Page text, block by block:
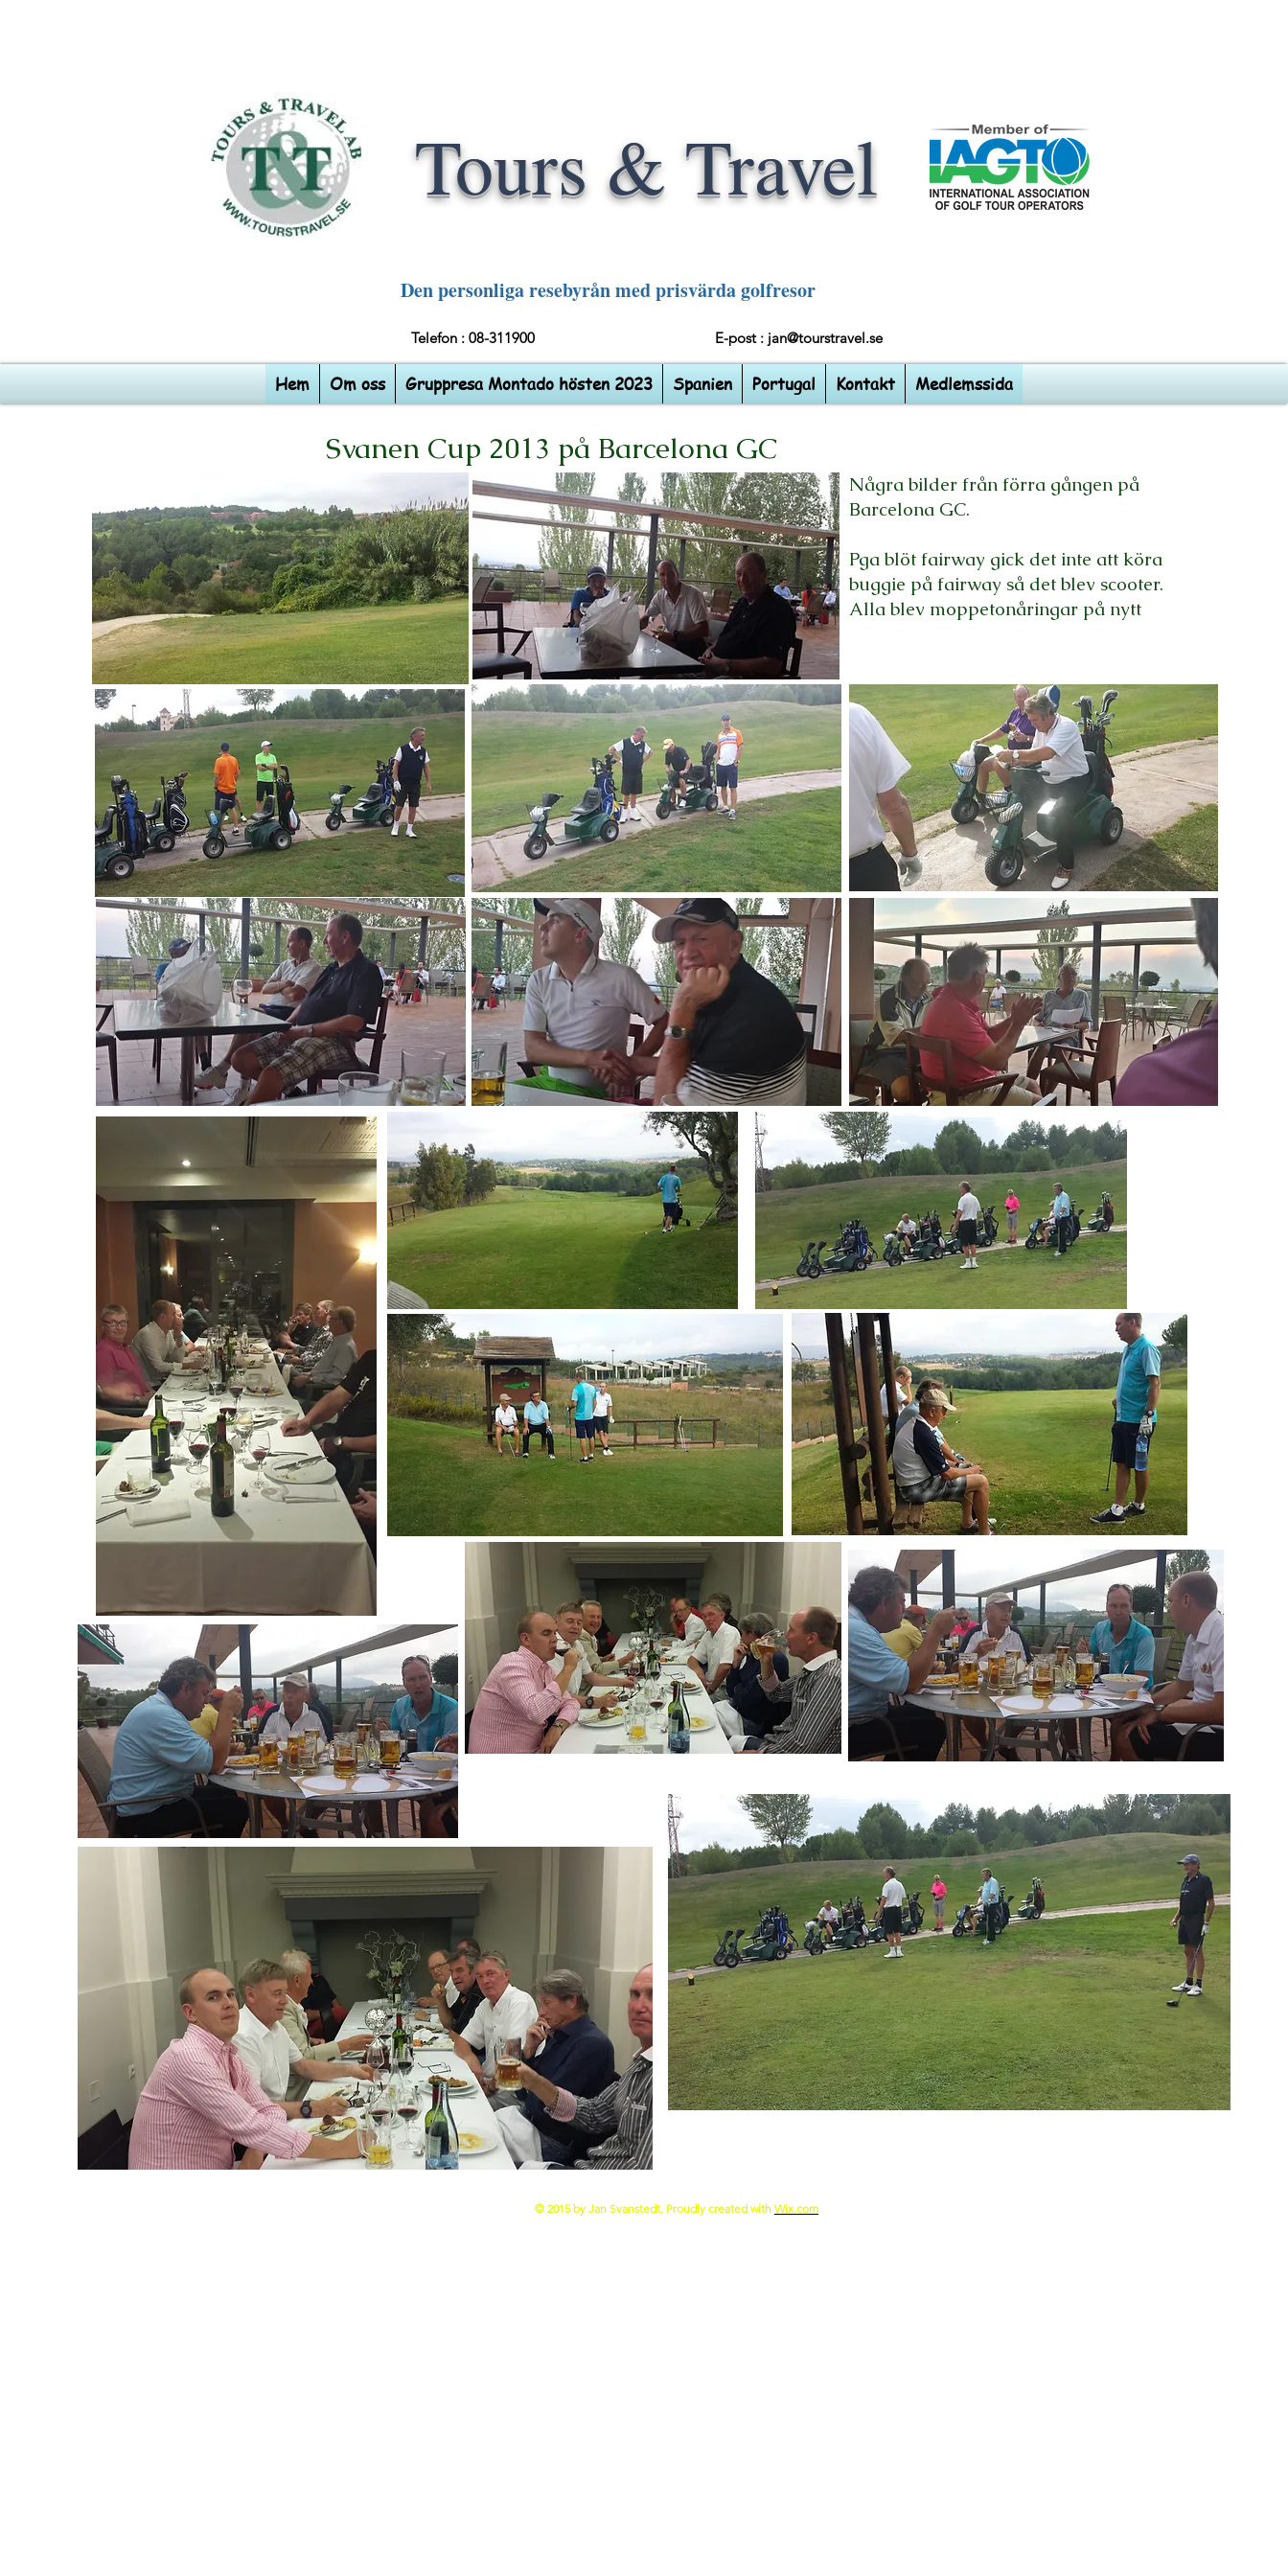
Tours & Travel
Den personliga resebyrån med prisvärda golfresor
Telefon : 08-311900 E-post : jan@tourstravel.se
Hem Om oss Gruppresa Montado hösten 2023 Spanien Portugal Kontakt Medlemssida
Svanen Cup 2013 på Barcelona GC
Några bilder från förra gången på
Barcelona GC.
Pga blöt fairway gick det inte att köra
buggie på fairway så det blev scooter.
Alla blev moppetonåringar på nytt
© 2015 by Jan Svanstedt. Proudly created with Wix.com